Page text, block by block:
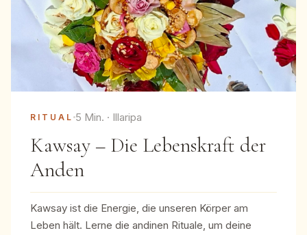
RITUAL 5 Min. · Illaripa
Kawsay – Die Lebenskraft der
Anden
Kawsay ist die Energie, die unseren Körper am
Leben hält. Lerne die andinen Rituale, um deine